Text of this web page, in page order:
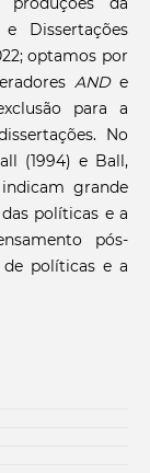
Dissertações
optamos por
ANDe
para a
No
(1994) e Ball,
grande
políticas e a
pós-
políticas e a